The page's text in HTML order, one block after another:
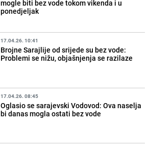
mogle biti bez vode tokom vikenda i u
ponedjeljak
17.04.26. 10:41
Brojne Sarajlije od srijede su bez vode:
Problemi se nižu, objašnjenja se razilaze
17.04.26. 08:45
Oglasio se sarajevski Vodovod: Ova naselja
bi danas mogla ostati bez vode